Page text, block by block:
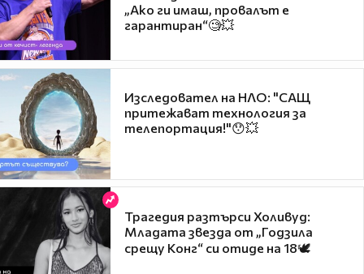
„Ако ги имаш, провалът е
гарантиран“🧐💥
Изследовател на НЛО: "САЩ
притежават технология за
телепортация!"😯💥
Трагедия разтърси Холивуд:
Младата звезда от „Годзила
срещу Конг“ си отиде на 18🕊️